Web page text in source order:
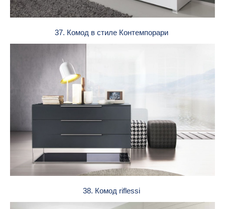
37. Комод в стиле Контемпорари
38. Комод riflessi